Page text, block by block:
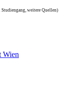
weitere Quellen)
Wien